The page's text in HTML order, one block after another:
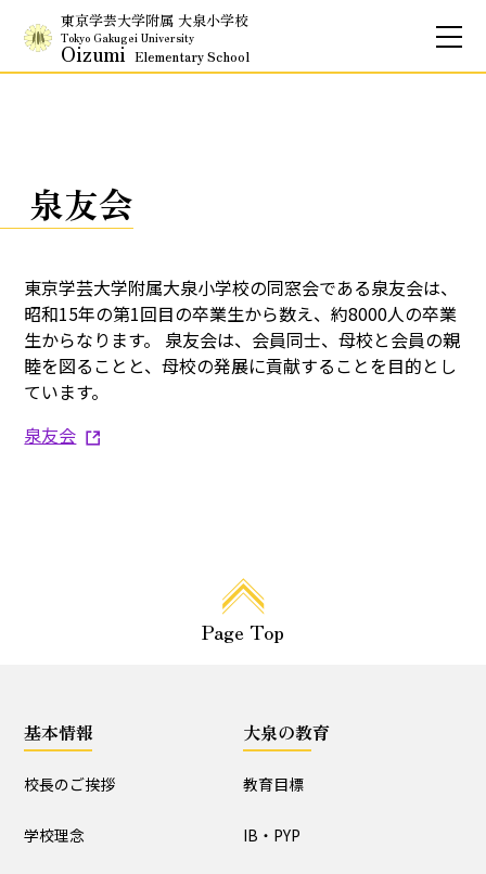
東京学芸大学附属 大泉小学校
Tokyo Gakugei University
Oizumi Elementary School
基本情報
校長のご挨拶
学校理念
School Policy
基本情報
探究プログラムの実践
教育課程特例校の取り
学校生活
泉友会
東京学芸大学附属大泉小学校の同窓会である泉友会は、
昭和15年の第1回目の卒業生から数え、約8000人の卒業
生からなります。 泉友会は、会員同士、母校と会員の親
睦を図ることと、母校の発展に貢献することを目的とし
ています。
泉友会
Page Top
基本情報
校長のご挨拶
学校理念
大泉の教育
教育目標
IB・PYP